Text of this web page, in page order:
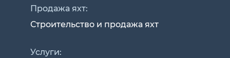
Продажа яхт:
Строительство и продажа яхт
Услуги: